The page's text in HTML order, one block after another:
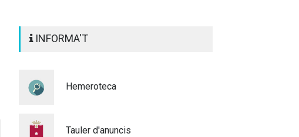
PAELLES 2026
Bo Cultural Jove 2026: 400
euros per a gaudir de la
23/07/2026
INFORMA'T
Hemeroteca
Tauler d'anuncis